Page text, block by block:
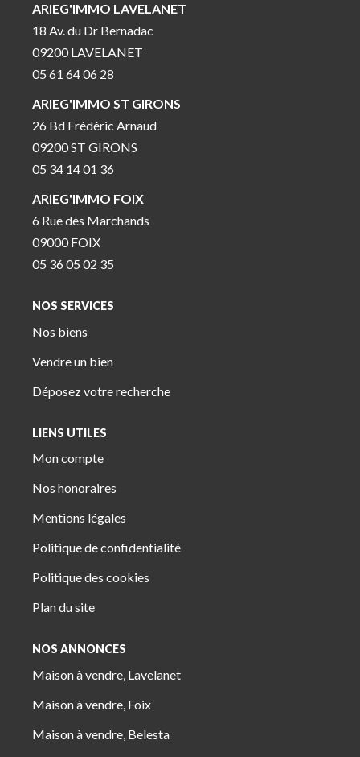
ARIEG'IMMO LAVELANET
18 Av. du Dr Bernadac
09200 LAVELANET
05 61 64 06 28
ARIEG'IMMO ST GIRONS
26 Bd Frédéric Arnaud
09200 ST GIRONS
05 34 14 01 36
ARIEG'IMMO FOIX
6 Rue des Marchands
09000 FOIX
05 36 05 02 35
NOS SERVICES
Nos biens
Vendre un bien
Déposez votre recherche
LIENS UTILES
Mon compte
Nos honoraires
Mentions légales
Politique de confidentialité
Politique des cookies
Plan du site
NOS ANNONCES
Maison à vendre, Lavelanet
Maison à vendre, Foix
Maison à vendre, Belesta